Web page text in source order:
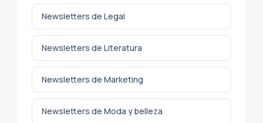
Newsletters de Legal
Newsletters de Literatura
Newsletters de Marketing
Newsletters de Moda y belleza